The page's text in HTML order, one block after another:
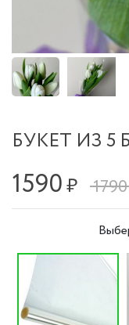
БУКЕТ ИЗ
1590₽